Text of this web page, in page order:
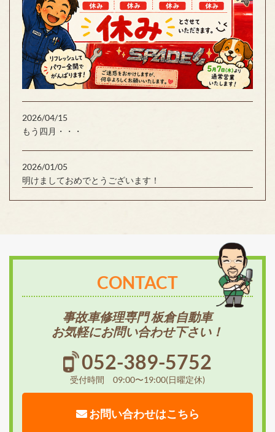
2026/04/15
もう四月・・・
2026/01/05
明けましておめでとうございます！
CONTACT
事故車修理専門 板倉自動車
お気軽にお問い合わせ下さい！
052-389-5752
受付時間 09:00〜19:00(日曜定休)
お問い合わせはこちら